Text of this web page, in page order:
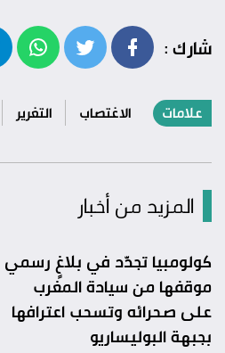
شارك :
علامات الاغتصاب التغرير
المزيد من أخبار
كولومبيا تجدّد في بلاغٍ رسمي
موقفها من سيادة المغرب
على صحرائه وتسحب اعترافها
بجبهة البوليساريو